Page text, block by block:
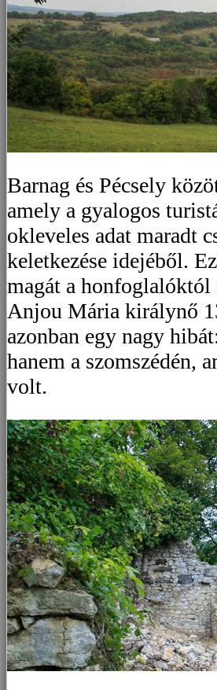
Barnag és Pécsely
amely a gyalogos
okleveles adat maradt
keletkezése idejéből.
magát a honfoglalóktól
Anjou Mária királynő
azonban egy nagy
hanem a szomszédén,
volt.